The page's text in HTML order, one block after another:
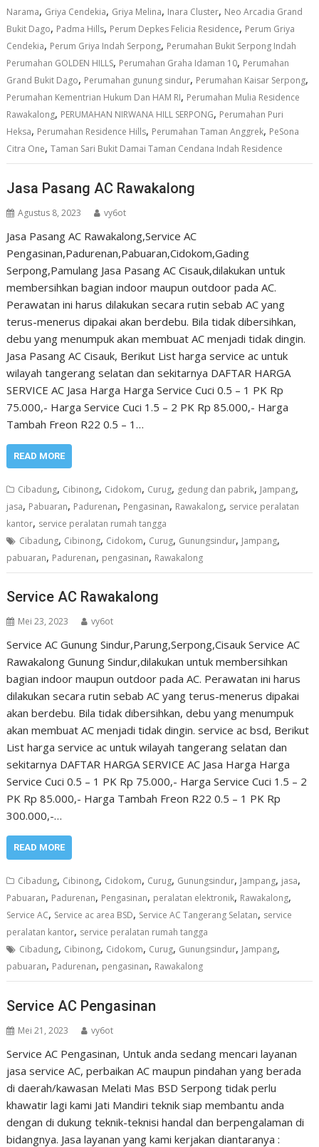
Narama, Griya Cendekia, Griya Melina, Inara Cluster, Neo Arcadia Grand
Bukit Dago, Padma Hills, Perum Depkes Felicia Residence, Perum Griya
Cendekia, Perum Griya Indah Serpong, Perumahan Bukit Serpong Indah
Perumahan GOLDEN HILLS, Perumahan Graha Idaman 10, Perumahan
Grand Bukit Dago, Perumahan gunung sindur, Perumahan Kaisar Serpong,
Perumahan Kementrian Hukum Dan HAM RI, Perumahan Mulia Residence
Rawakalong, PERUMAHAN NIRWANA HILL SERPONG, Perumahan Puri
Heksa, Perumahan Residence Hills, Perumahan Taman Anggrek, PeSona
Citra One,Taman Sari Bukit Damai Taman Cendana Indah Residence
Jasa Pasang AC Rawakalong
Agustus 8, 2023 vy6ot
Jasa Pasang AC Rawakalong,Service AC
Pengasinan,Padurenan,Pabuaran,Cidokom,Gading
Serpong,Pamulang Jasa Pasang AC Cisauk,dilakukan untuk
membersihkan bagian indoor maupun outdoor pada AC.
Perawatan ini harus dilakukan secara rutin sebab AC yang
terus-menerus dipakai akan berdebu. Bila tidak dibersihkan,
debu yang menumpuk akan membuat AC menjadi tidak dingin.
Jasa Pasang AC Cisauk, Berikut List harga service ac untuk
wilayah tangerang selatan dan sekitarnya DAFTAR HARGA
SERVICE AC Jasa Harga Harga Service Cuci 0.5 – 1 PK Rp
75.000,- Harga Service Cuci 1.5 – 2 PK Rp 85.000,- Harga
Tambah Freon R22 0.5 – 1…
READ MORE
Cibadung, Cibinong, Cidokom, Curug, gedung dan pabrik, Jampang,
jasa, Pabuaran, Padurenan, Pengasinan, Rawakalong, service peralatan
kantor, service peralatan rumah tangga
Cibadung, Cibinong, Cidokom, Curug, Gunungsindur, Jampang,
pabuaran, Padurenan, pengasinan, Rawakalong
Service AC Rawakalong
Mei 23, 2023 vy6ot
Service AC Gunung Sindur,Parung,Serpong,Cisauk Service AC
Rawakalong Gunung Sindur,dilakukan untuk membersihkan
bagian indoor maupun outdoor pada AC. Perawatan ini harus
dilakukan secara rutin sebab AC yang terus-menerus dipakai
akan berdebu. Bila tidak dibersihkan, debu yang menumpuk
akan membuat AC menjadi tidak dingin. service ac bsd, Berikut
List harga service ac untuk wilayah tangerang selatan dan
sekitarnya DAFTAR HARGA SERVICE AC Jasa Harga Harga
Service Cuci 0.5 – 1 PK Rp 75.000,- Harga Service Cuci 1.5 – 2
PK Rp 85.000,- Harga Tambah Freon R22 0.5 – 1 PK Rp
300.000,-…
READ MORE
Cibadung, Cibinong, Cidokom, Curug, Gunungsindur, Jampang, jasa,
Pabuaran, Padurenan, Pengasinan, peralatan elektronik, Rawakalong,
Service AC, Service ac area BSD, Service AC Tangerang Selatan, service
peralatan kantor, service peralatan rumah tangga
Cibadung, Cibinong, Cidokom, Curug, Gunungsindur, Jampang,
pabuaran, Padurenan, pengasinan, Rawakalong
Service AC Pengasinan
Mei 21, 2023 vy6ot
Service AC Pengasinan, Untuk anda sedang mencari layanan
jasa service AC, perbaikan AC maupun pindahan yang berada
di daerah/kawasan Melati Mas BSD Serpong tidak perlu
khawatir lagi kami Jati Mandiri teknik siap membantu anda
dengan di dukung teknik-teknisi handal dan berpengalaman di
bidangnya. Jasa layanan yang kami kerjakan diantaranya :